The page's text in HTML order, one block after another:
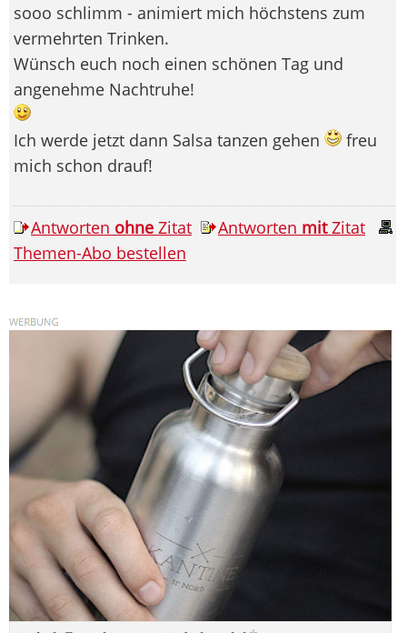
sooo schlimm - animiert mich höchstens zum
vermehrten Trinken.
Wünsch euch noch einen schönen Tag und
angenehme Nachtruhe!
Ich werde jetzt dann Salsa tanzen gehen
freu
mich schon drauf!
Antworten ohne Zitat Antworten mitZitat
Themen-Abo bestellen